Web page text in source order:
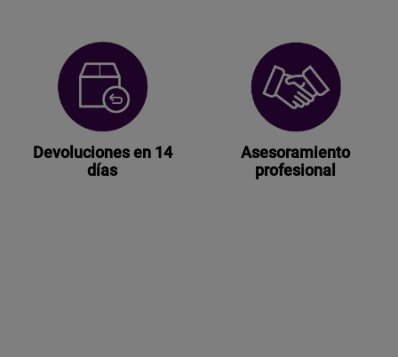
Devoluciones en 14
días
Asesoramiento
profesional